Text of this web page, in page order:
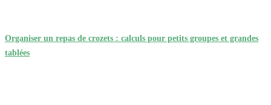
Organiser un repas de crozets : calculs pour petits groupes et grandes
tablées